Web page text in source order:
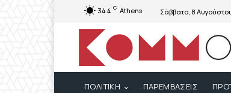
34.4 C Athens Σάββατο, 8
ΠΟΛΙΤΙΚΗ ΠΑΡΕΜΒΑΣΕΙΣ